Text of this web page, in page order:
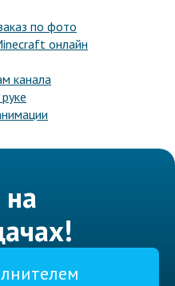
по фото
онлайн
канала